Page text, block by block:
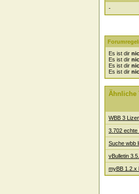
-
Es ist dir
Es ist dir
Es ist dir
Es ist dir
Ähnliche
WBB 3
3.702 echte
Suche wbb
vBulletin
myBB 1.2.x